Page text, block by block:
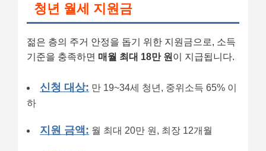
청년 월세 지원금
젊은 층의 주거 안정을 돕기 위한 지원금으로, 소득
기준을 충족하면 매월 최대 18만 원 이 지급됩니다.
신청 대상: 만 19~34세 청년, 중위소득 65% 이
하
지원 금액: 월 최대 20만 원, 최장 12개월